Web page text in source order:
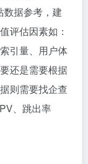
数据参考，建
评估因素如：
引量、用户体
还是需要根据
则需要找企查
、跳出率